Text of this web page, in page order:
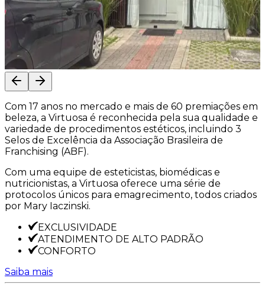
Com 17 anos no mercado e mais de 60 premiações em
beleza, a Virtuosa é reconhecida pela sua qualidade e
variedade de procedimentos estéticos, incluindo 3
Selos de Excelência da Associação Brasileira de
Franchising (ABF).
Com uma equipe de esteticistas, biomédicas e
nutricionistas, a Virtuosa oferece uma série de
protocolos únicos para emagrecimento, todos criados
por Mary Iaczinski.
EXCLUSIVIDADE
ATENDIMENTO DE ALTO PADRÃO
CONFORTO
Saiba mais